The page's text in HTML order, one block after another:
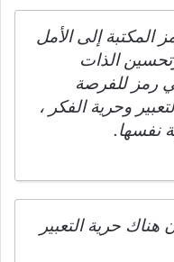
المكتبة إلى الأمل
الذات
رمز للفرصة
وحرية الفكر ،
نفسها.
حرية التعبير